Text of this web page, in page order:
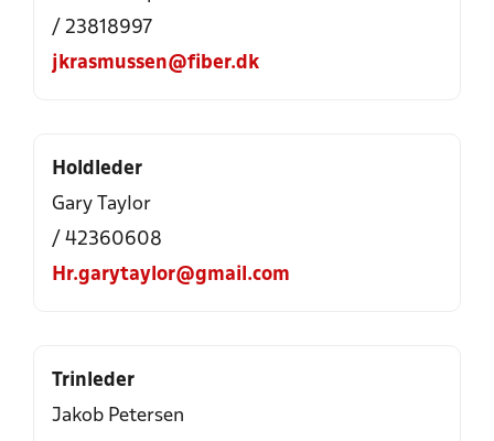
/ 23818997
jkrasmussen@fiber.dk
Holdleder
Gary Taylor
/ 42360608
Hr.garytaylor@gmail.com
Trinleder
Jakob Petersen